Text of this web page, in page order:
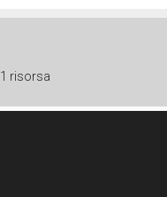
1 risorsa